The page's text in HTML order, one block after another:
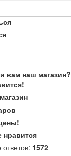
вам наш магазин?
нравится
ответов: 1572